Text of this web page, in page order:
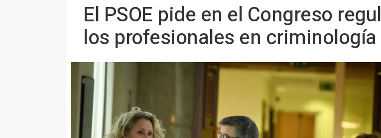
El PSOE pide en el Congreso
los profesionales en criminología